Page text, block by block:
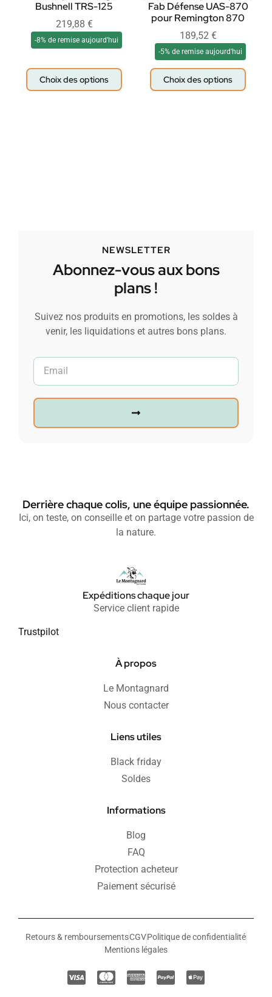
Bushnell TRS-125
219,88 €
-8% de remise aujourd'hui
Choix des options
Fab Défense UAS-870
pour Remington 870
189,52 €
-5% de remise aujourd'hui
Choix des options
NEWSLETTER
Abonnez-vous aux bons
plans !
Suivez nos produits en promotions, les soldes à
venir, les liquidations et autres bons plans.
Derrière chaque colis, une équipe passionnée.
Ici, on teste, on conseille et on partage votre passion de
la nature.
Expéditions chaque jour
Service client rapide
Trustpilot
À propos
Le Montagnard
Nous contacter
Liens utiles
Black friday
Soldes
Informations
Blog
FAQ
Protection acheteur
Paiement sécurisé
Retours & remboursementsCGVPolitique de confidentialité
Mentions légales